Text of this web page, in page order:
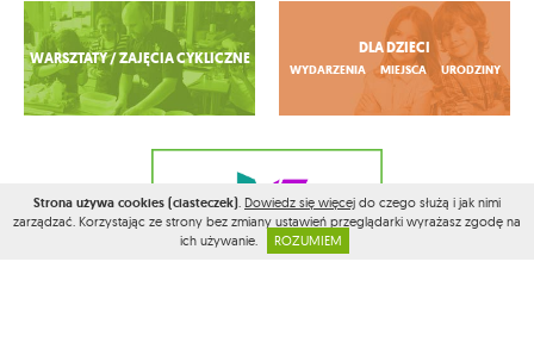
Zobacz więcej
WARSZTATY / ZAJĘCIA CYKLICZNE
DLA DZIECI
WYDARZENIA MIEJSCA URODZINY
Strona używa cookies (ciasteczek). Dowiedz się więcej do czego służą i jak nimi
zarządzać. Korzystając ze strony bez zmiany ustawień przeglądarki wyrażasz zgodę na
ich używanie.
ROZUMIEM